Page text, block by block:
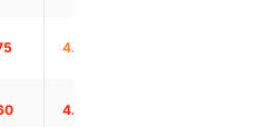
4.20
4.69